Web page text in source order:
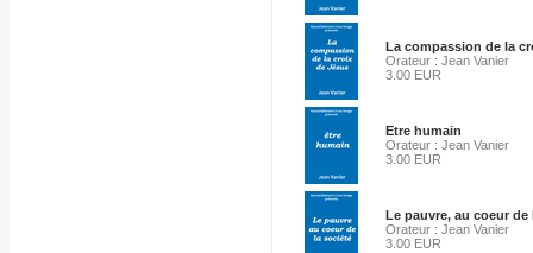
La compassion de la
Orateur : Jean Vanier
3.00 EUR
Etre humain
Orateur : Jean Vanier
3.00 EUR
Le pauvre, au coeur de
Orateur : Jean Vanier
3.00 EUR